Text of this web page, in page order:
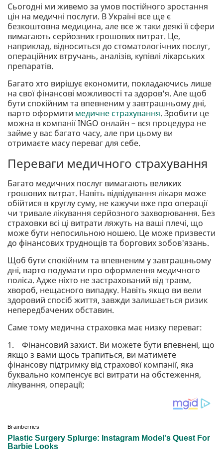
Сьогодні ми живемо за умов постійного зростання
цін на медичні послуги. В Україні все ще є
безкоштовна медицина, але все ж таки деякі її сфери
вимагають серйозних грошових витрат. Це,
наприклад, відноситься до стоматологічних послуг,
операційних втручань, аналізів, купівлі лікарських
препаратів.
Багато хто вирішує економити, покладаючись лише
на свої фінансові можливості та здоров'я. Але щоб
бути спокійним та впевненим у завтрашньому дні,
варто оформити медичне страхування. Зробити це
можна в компанії INGO онлайн – вся процедура не
займе у вас багато часу, але при цьому ви
отримаєте масу переваг для себе.
Переваги медичного страхування
Багато медичних послуг вимагають великих
грошових витрат. Навіть відвідування лікаря може
обійтися в круглу суму, не кажучи вже про операції
чи тривале лікування серйозного захворювання. Без
страховки всі ці витрати ляжуть на ваші плечі, що
може бути непосильною ношею. Це може призвести
до фінансових труднощів та боргових зобов'язань.
Щоб бути спокійним та впевненим у завтрашньому
дні, варто подумати про оформлення медичного
поліса. Адже ніхто не застрахований від травм,
хвороб, нещасного випадку. Навіть якщо ви вели
здоровий спосіб життя, завжди залишається ризик
непередбачених обставин.
Саме тому медична страховка має низку переваг:
1. Фінансовий захист. Ви можете бути впевнені, що
якщо з вами щось трапиться, ви матимете
фінансову підтримку від страхової компанії, яка
буквально компенсує всі витрати на обстеження,
лікування, операції;